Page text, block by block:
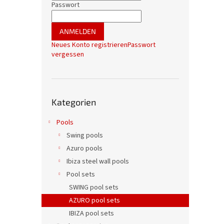
Passwort
ANMELDEN
Neues Konto registrierenPasswort
vergessen
überspringen
Kategorien
Pools
Swing pools
Azuro pools
Ibiza steel wall pools
Pool sets
SWING pool sets
AZURO pool sets
IBIZA pool sets